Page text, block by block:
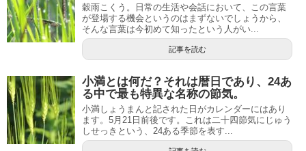
穀雨こくう。日常の生活や会話において、この言葉
が登場する機会というのはまずないでしょうから、
そんな言葉は今初めて知ったという人がい...
記事を読む
小満とは何だ？それは暦日であり、24あ
る中で最も特異な名称の節気。
小満しょうまんと記された日がカレンダーにはあり
ます。5月21日前後です。これは二十四節気にじゅう
しせっきという、24ある季節を表す...